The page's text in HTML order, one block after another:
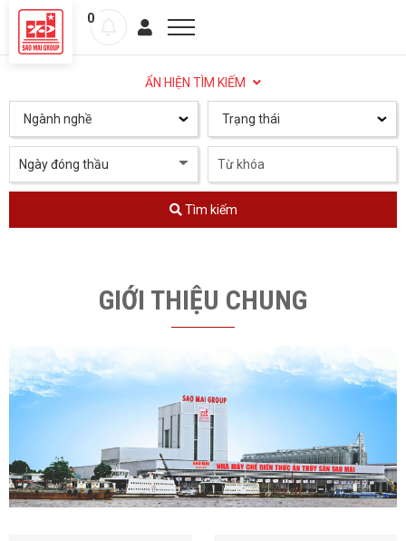
0
ẨN HIỆN TÌM KIẾM
Ngành nghề Trạng thái
Ngày đóng thầu
Tìm kiếm
GIỚI THIỆU CHUNG